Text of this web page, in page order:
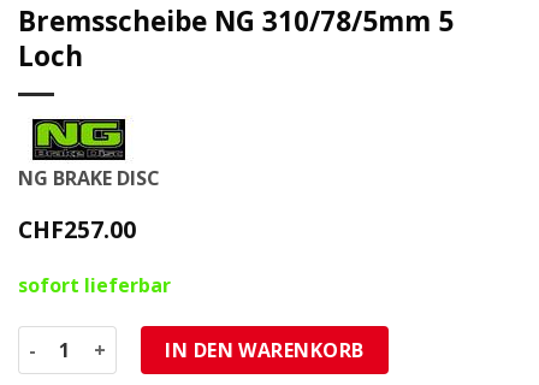
Bremsscheibe NG 310/78/5mm 5
Loch
NG BRAKE DISC
CHF257.00
sofort lieferbar
Bremsscheibe NG 310/78/5mm 5 Loch Menge
IN DEN WARENKORB